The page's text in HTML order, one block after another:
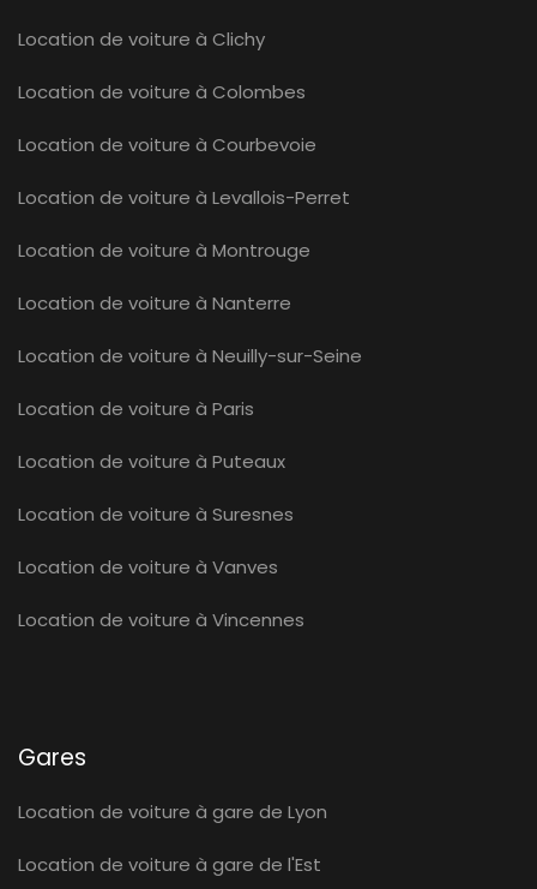
Location de voiture à Clichy
Location de voiture à Colombes
Location de voiture à Courbevoie
Location de voiture à Levallois-Perret
Location de voiture à Montrouge
Location de voiture à Nanterre
Location de voiture à Neuilly-sur-Seine
Location de voiture à Paris
Location de voiture à Puteaux
Location de voiture à Suresnes
Location de voiture à Vanves
Location de voiture à Vincennes
Gares
Location de voiture à gare de Lyon
Location de voiture à gare de l'Est